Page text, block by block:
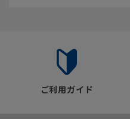
ご利用ガイド